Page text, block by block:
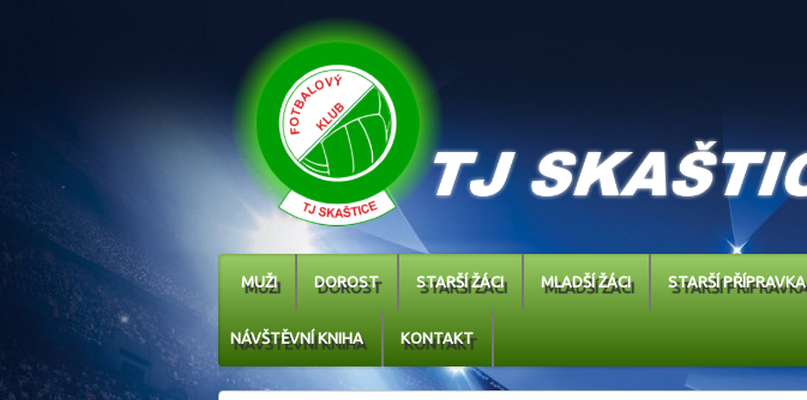
MUŽI DOROST STARŠÍ ŽÁCI MLADŠÍ ŽÁCI STARŠÍ PŘÍPRAVKA
NÁVŠTĚVNÍ KNIHA KONTAKT